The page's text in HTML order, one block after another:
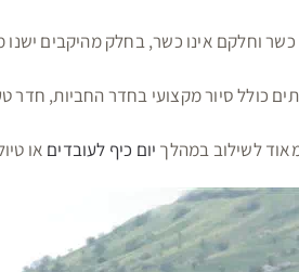
וחלקם אינו כשר, בחלק מהיקבים
כולל סיור מקצועי בחדר החביות, חדר
לשילוב במהלך יום כיף לעובדים או